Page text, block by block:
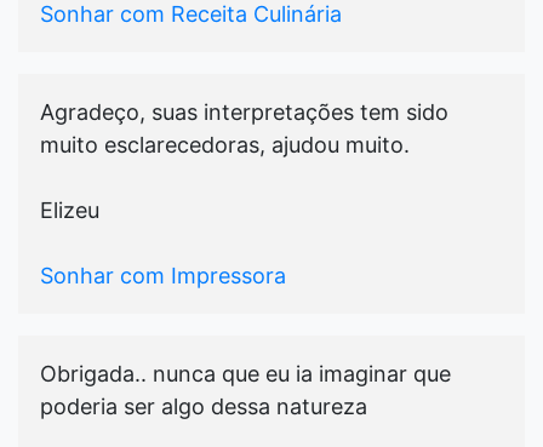
Sonhar com Receita Culinária
Agradeço, suas interpretações tem sido
muito esclarecedoras, ajudou muito.
Elizeu
Sonhar com Impressora
Obrigada.. nunca que eu ia imaginar que
poderia ser algo dessa natureza